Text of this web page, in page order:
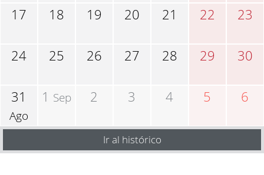
17 18 19 20 21 22 23
24 25 26 27 28 29 30
31
Ago
1 Sep 2 3 4 5 6
Ir al histórico